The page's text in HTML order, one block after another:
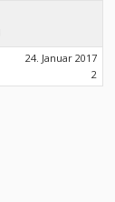
24. Januar 2017
2